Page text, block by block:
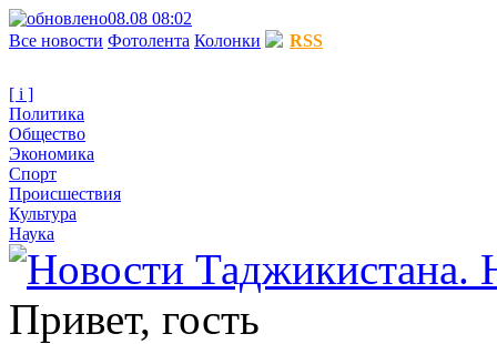
08.08 08:02
Все новости Фотолента Колонки RSS
[ i ]
Политика
Общество
Экономика
Спорт
Происшествия
Культура
Наука
Привет, гость